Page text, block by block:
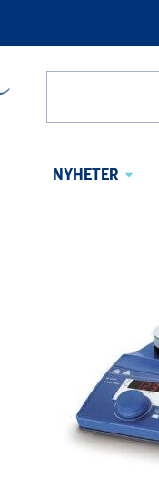
from
NYHETER